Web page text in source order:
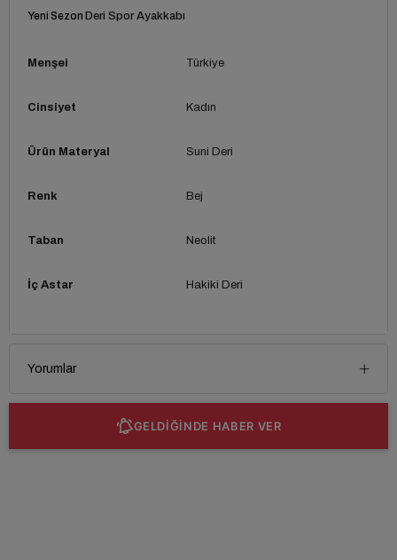
Yeni Sezon Deri Spor Ayakkabı
Menşei Türkiye
Cinsiyet Kadın
Ürün Materyal Suni Deri
Renk Bej
Taban Neolit
İç Astar Hakiki Deri
Yorumlar
GELDİĞİNDE HABER VER